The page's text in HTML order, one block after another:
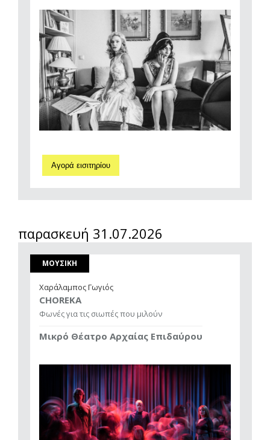
Αγορά εισιτηρίου
παρασκευή 31.07.2026
ΜΟΥΣΙΚΗ
Χαράλαμπος Γωγιός
CHOREKA
Φωνές για τις σιωπές που μιλούν
Μικρό Θέατρο Αρχαίας Επιδαύρου